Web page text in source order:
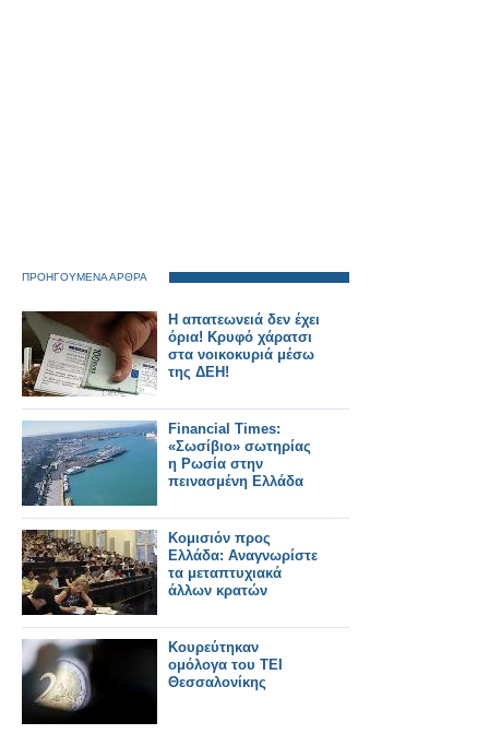
ΠΡΟΗΓΟΥΜΕΝΑ ΑΡΘΡΑ
Η απατεωνειά δεν έχει
όρια! Κρυφό χάρατσι
στα νοικοκυριά μέσω
της ΔΕΗ!
Financial Times:
«Σωσίβιο» σωτηρίας
η Ρωσία στην
πεινασμένη Ελλάδα
Κομισιόν προς
Ελλάδα: Αναγνωρίστε
τα μεταπτυχιακά
άλλων κρατών
Κουρεύτηκαν
ομόλογα του ΤΕΙ
Θεσσαλονίκης